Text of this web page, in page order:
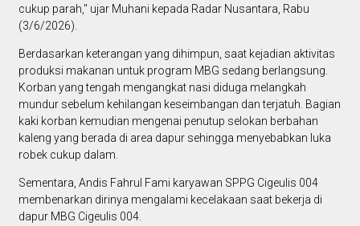
cukup parah," ujar Muhani kepada Radar Nusantara, Rabu
(3/6/2026).
Berdasarkan keterangan yang dihimpun, saat kejadian aktivitas
produksi makanan untuk program MBG sedang berlangsung.
Korban yang tengah mengangkat nasi diduga melangkah
mundur sebelum kehilangan keseimbangan dan terjatuh. Bagian
kaki korban kemudian mengenai penutup selokan berbahan
kaleng yang berada di area dapur sehingga menyebabkan luka
robek cukup dalam.
Sementara, Andis Fahrul Fami karyawan SPPG Cigeulis 004
membenarkan dirinya mengalami kecelakaan saat bekerja di
dapur MBG Cigeulis 004.